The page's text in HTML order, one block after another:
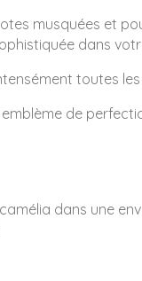
musquées et
dans
toutes
de
dans une